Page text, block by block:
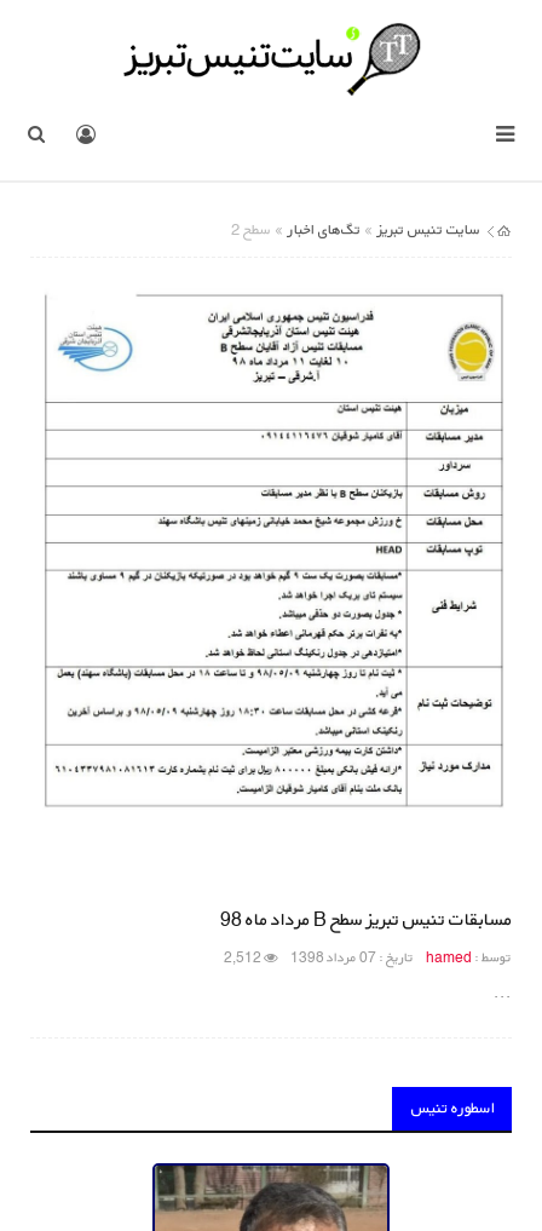
سایت تنیس تبریز » تگ‌های اخبار » سطح 2
مسابقات تنیس تبریز سطح B مرداد ماه 98
توسط : hamed تاریخ : 07 مرداد 1398
...
اسطوره تنیس